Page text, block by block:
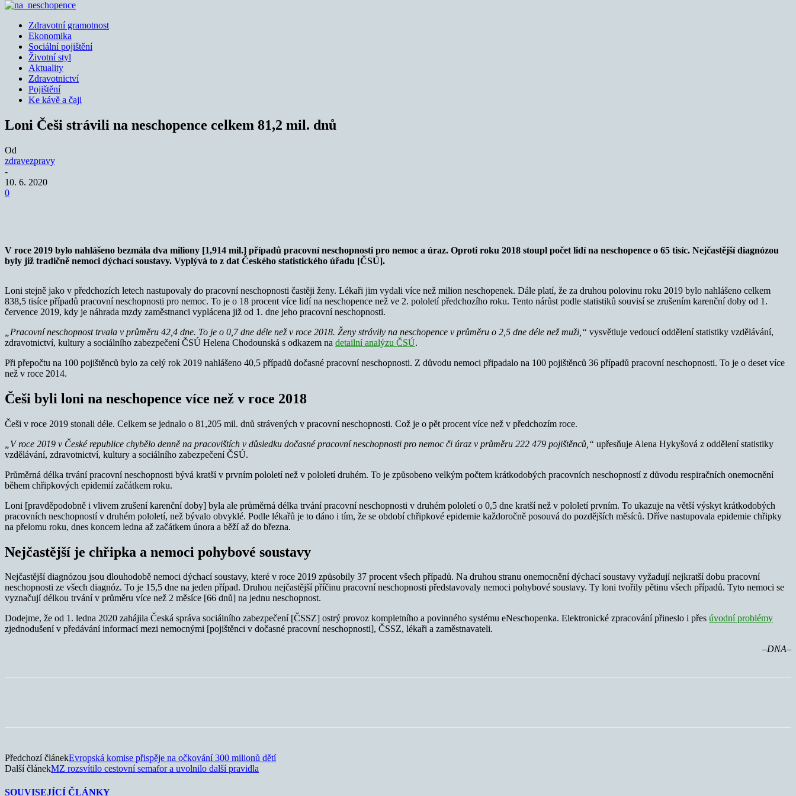
Zdravotní gramotnost
Ekonomika
Sociální pojištění
Životní styl
Aktuality
Zdravotnictví
Pojištění
Ke kávě a čaji
Loni Češi strávili na neschopence celkem 81,2 mil. dnů
Od
zdravezpravy
-
10. 6. 2020
0
V roce 2019 bylo nahlášeno bezmála dva miliony [1,914 mil.] případů pracovní neschopnosti pro nemoc a úraz. Oproti roku 2018 stoupl počet lidí na neschopence o 65 tisíc. Nejčastější diagnózou
byly již tradičně nemoci dýchací soustavy. Vyplývá to z dat Českého statistického úřadu [ČSÚ].
Loni stejně jako v předchozích letech nastupovaly do pracovní neschopnosti častěji ženy. Lékaři jim vydali více než milion neschopenek. Dále platí, že za druhou polovinu roku 2019 bylo nahlášeno celkem
838,5 tisíce případů pracovní neschopnosti pro nemoc. To je o 18 procent více lidí na neschopence než ve 2. pololetí předchozího roku. Tento nárůst podle statistiků souvisí se zrušením karenční doby od 1.
července 2019, kdy je náhrada mzdy zaměstnanci vyplácena již od 1. dne jeho pracovní neschopnosti.
„Pracovní neschopnost trvala v průměru 42,4 dne. To je o 0,7 dne déle než v roce 2018. Ženy strávily na neschopence v průměru o 2,5 dne déle než muži,“ vysvětluje vedoucí oddělení statistiky vzdělávání,
zdravotnictví, kultury a sociálního zabezpečení ČSÚ Helena Chodounská s odkazem na detailní analýzu ČSÚ.
Při přepočtu na 100 pojištěnců bylo za celý rok 2019 nahlášeno 40,5 případů dočasné pracovní neschopnosti. Z důvodu nemoci připadalo na 100 pojištěnců 36 případů pracovní neschopnosti. To je o deset více
než v roce 2014.
Češi byli loni na neschopence více než v roce 2018
Češi v roce 2019 stonali déle. Celkem se jednalo o 81,205 mil. dnů strávených v pracovní neschopnosti. Což je o pět procent více než v předchozím roce.
„V roce 2019 v České republice chybělo denně na pracovištích v důsledku dočasné pracovní neschopnosti pro nemoc či úraz v průměru 222 479 pojištěnců,“ upřesňuje Alena Hykyšová z oddělení statistiky
vzdělávání, zdravotnictví, kultury a sociálního zabezpečení ČSÚ.
Průměrná délka trvání pracovní neschopnosti bývá kratší v prvním pololetí než v pololetí druhém. To je způsobeno velkým počtem krátkodobých pracovních neschopností z důvodu respiračních onemocnění
během chřipkových epidemií začátkem roku.
Loni [pravděpodobně i vlivem zrušení karenční doby] byla ale průměrná délka trvání pracovní neschopnosti v druhém pololetí o 0,5 dne kratší než v pololetí prvním. To ukazuje na větší výskyt krátkodobých
pracovních neschopností v druhém pololetí, než bývalo obvyklé. Podle lékařů je to dáno i tím, že se období chřipkové epidemie každoročně posouvá do pozdějších měsíců. Dříve nastupovala epidemie chřipky
na přelomu roku, dnes koncem ledna až začátkem února a běží až do března.
Nejčastější je chřipka a nemoci pohybové soustavy
Nejčastější diagnózou jsou dlouhodobě nemoci dýchací soustavy, které v roce 2019 způsobily 37 procent všech případů. Na druhou stranu onemocnění dýchací soustavy vyžadují nejkratší dobu pracovní
neschopnosti ze všech diagnóz. To je 15,5 dne na jeden případ. Druhou nejčastější příčinu pracovní neschopnosti představovaly nemoci pohybové soustavy. Ty loni tvořily pětinu všech případů. Tyto nemoci se
vyznačují délkou trvání v průměru více než 2 měsíce [66 dnů] na jednu neschopnost.
Dodejme, že od 1. ledna 2020 zahájila Česká správa sociálního zabezpečení [ČSSZ] ostrý provoz kompletního a povinného systému eNeschopenka. Elektronické zpracování přineslo i přes úvodní problémy
zjednodušení v předávání informací mezi nemocnými [pojištěnci v dočasné pracovní neschopnosti], ČSSZ, lékaři a zaměstnavateli.
–DNA–
Předchozí článekEvropská komise přispěje na očkování 300 milionů dětí
Další článekMZ rozsvítilo cestovní semafor a uvolnilo další pravidla
SOUVISEJÍCÍ ČLÁNKY